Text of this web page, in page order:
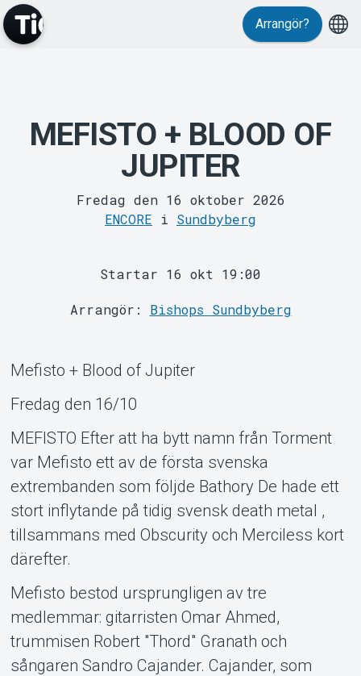
Evenemang
MyTickster
Support
Om Tickster
Arrangör?
MEFISTO + BLOOD OF
JUPITER
Fredag den 16 oktober 2026
ENCORE i Sundbyberg
Startar 16 okt 19:00
Arrangör: Bishops Sundbyberg
Mefisto + Blood of Jupiter
Fredag den 16/10
MEFISTO Efter att ha bytt namn från Torment
var Mefisto ett av de första svenska
extrembanden som följde Bathory De hade ett
stort inflytande på tidig svensk death metal ,
tillsammans med Obscurity och Merciless kort
därefter.
Mefisto bestod ursprungligen av tre
medlemmar: gitarristen Omar Ahmed,
trummisen Robert "Thord" Granath och
sångaren Sandro Cajander. Cajander, som